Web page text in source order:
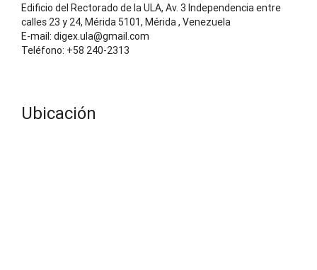
Edificio del Rectorado de la ULA, Av. 3 Independencia entre
calles 23 y 24, Mérida 5101, Mérida , Venezuela
E-mail: digex.ula@gmail.com
Teléfono: +58 240-2313
Ubicación